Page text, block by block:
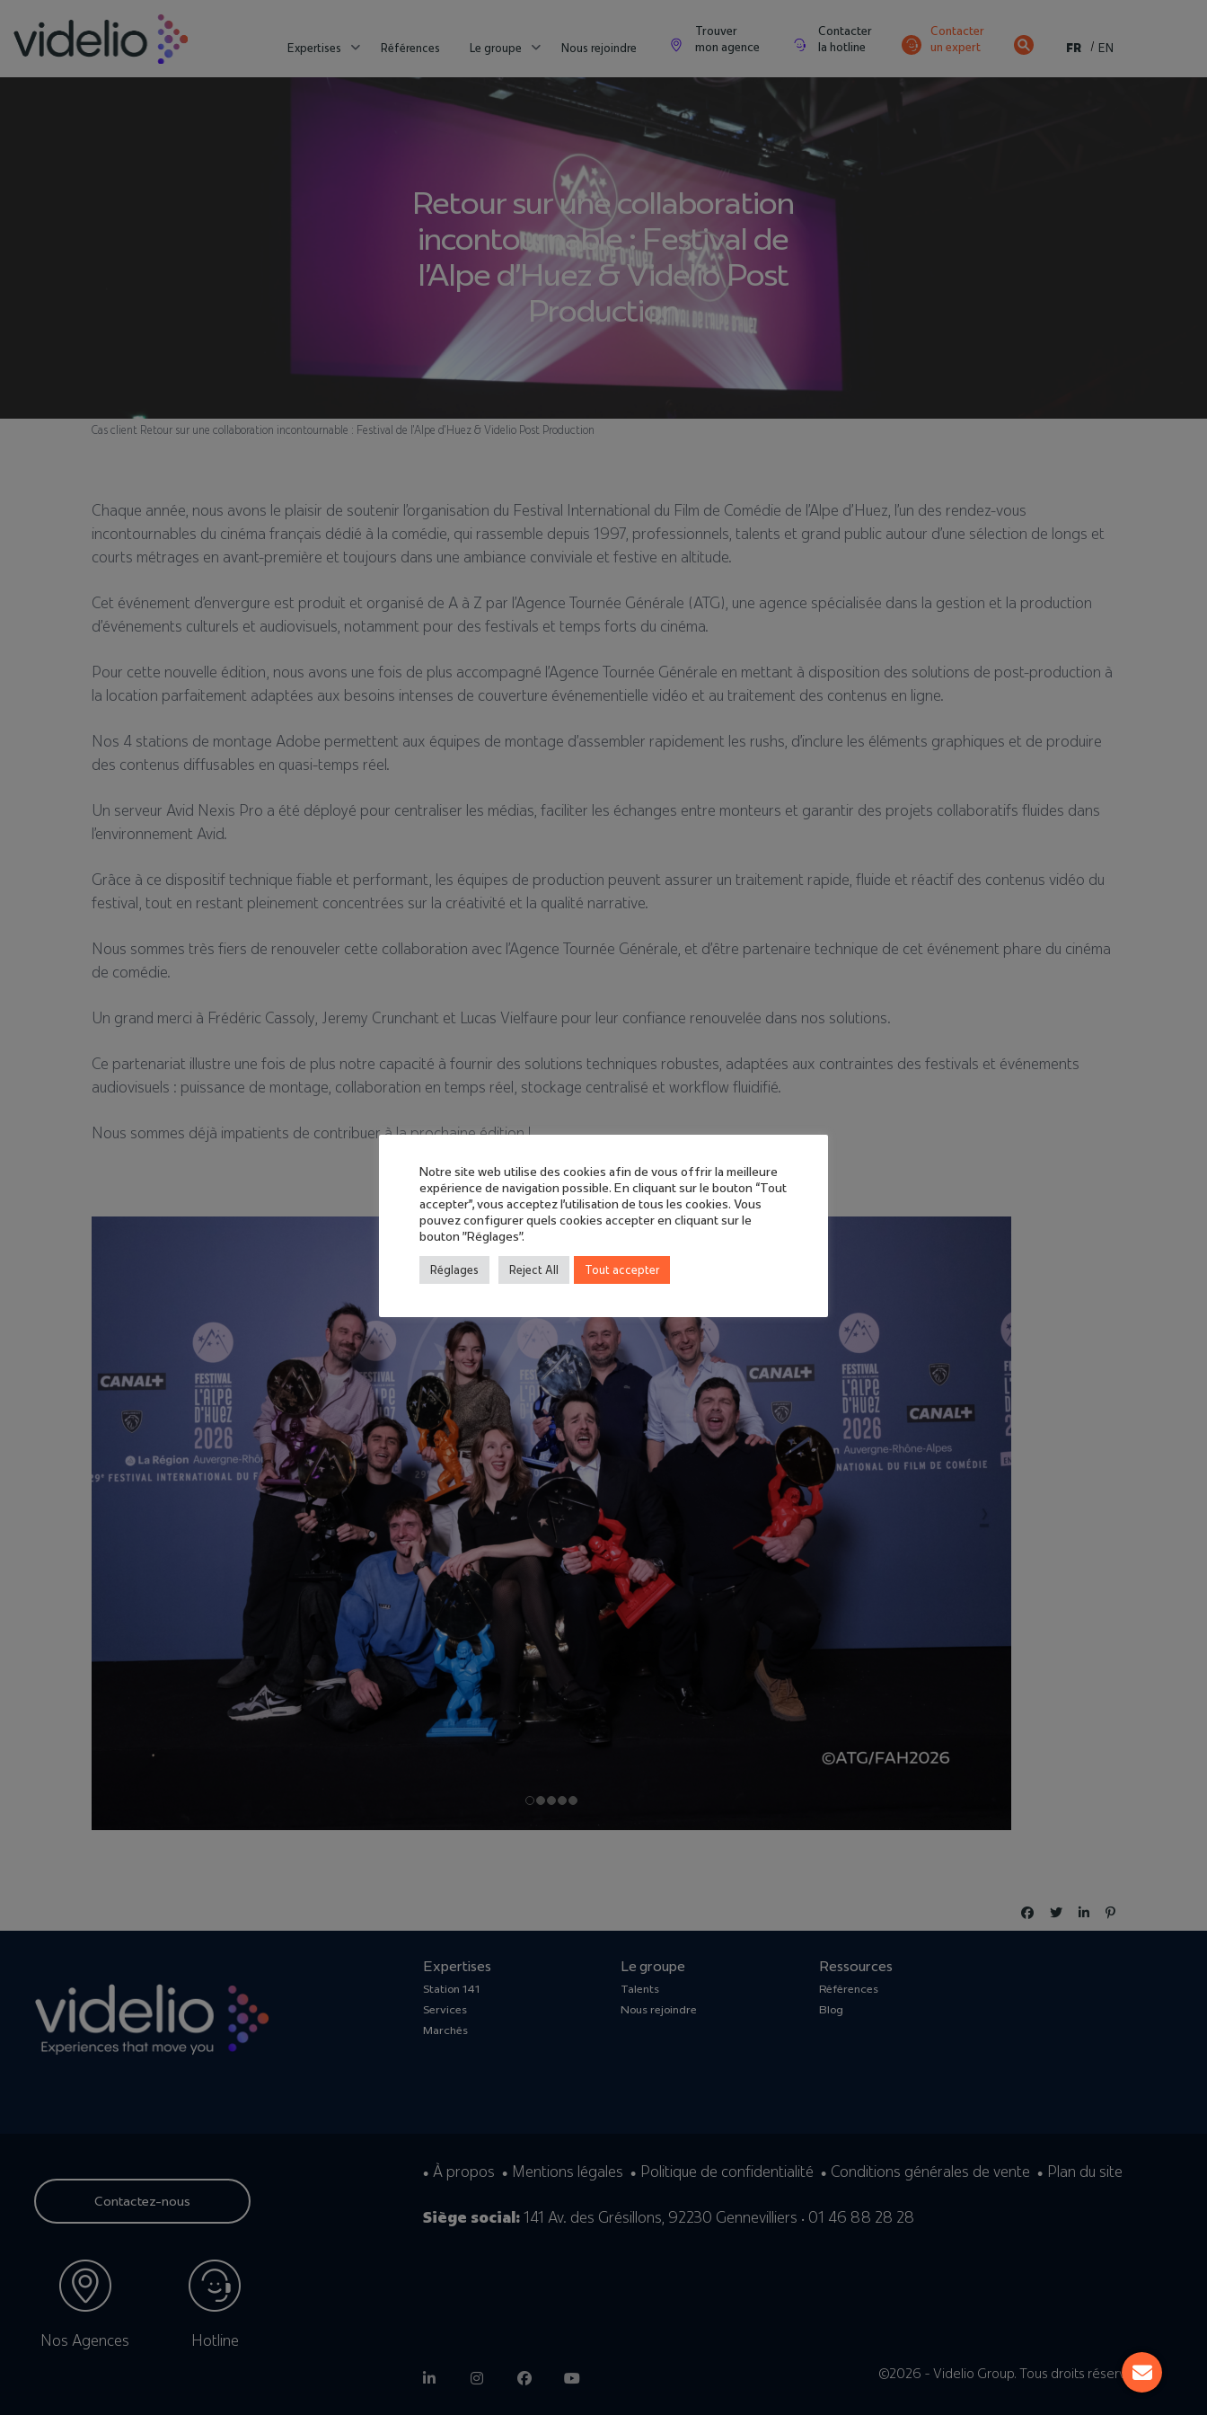
Expertises Références Le groupe Nous rejoindre
Trouver
mon agence
Contacter
la hotline
Contacter
un expert
FR EN
Retour sur une collaboration
incontournable : Festival de
l’Alpe d’Huez & Videlio Post
Production
Cas client Retour sur une collaboration incontournable : Festival de l’Alpe d’Huez & Videlio Post Production
Chaque année, nous avons le plaisir de soutenir l’organisation du Festival International du Film de Comédie de l’Alpe d’Huez, l’un des rendez-vous
incontournables du cinéma français dédié à la comédie, qui rassemble depuis 1997, professionnels, talents et grand public autour d’une sélection de longs et
courts métrages en avant-première et toujours dans une ambiance conviviale et festive en altitude.
Cet événement d’envergure est produit et organisé de A à Z par l’Agence Tournée Générale (ATG), une agence spécialisée dans la gestion et la production
d’événements culturels et audiovisuels, notamment pour des festivals et temps forts du cinéma.
Pour cette nouvelle édition, nous avons une fois de plus accompagné l’Agence Tournée Générale en mettant à disposition des solutions de post-production à
la location parfaitement adaptées aux besoins intenses de couverture événementielle vidéo et au traitement des contenus en ligne.
Nos 4 stations de montage Adobe permettent aux équipes de montage d’assembler rapidement les rushs, d’inclure les éléments graphiques et de produire
des contenus diffusables en quasi-temps réel.
Un serveur Avid Nexis Pro a été déployé pour centraliser les médias, faciliter les échanges entre monteurs et garantir des projets collaboratifs fluides dans
l’environnement Avid.
Grâce à ce dispositif technique fiable et performant, les équipes de production peuvent assurer un traitement rapide, fluide et réactif des contenus vidéo du
festival, tout en restant pleinement concentrées sur la créativité et la qualité narrative.
Nous sommes très fiers de renouveler cette collaboration avec l’Agence Tournée Générale, et d’être partenaire technique de cet événement phare du cinéma
de comédie.
Un grand merci à Frédéric Cassoly, Jeremy Crunchant et Lucas Vielfaure pour leur confiance renouvelée dans nos solutions.
Ce partenariat illustre une fois de plus notre capacité à fournir des solutions techniques robustes, adaptées aux contraintes des festivals et événements
audiovisuels : puissance de montage, collaboration en temps réel, stockage centralisé et workflow fluidifié.
Nous sommes déjà impatients de contribuer à la prochaine édition !
Expertises
Station 141
Services
Marchés
Le groupe
Talents
Nous rejoindre
Ressources
Références
Blog
Contactez-nous
Nos Agences Hotline
À propos Mentions légales Politique de confidentialité Conditions générales de vente Plan du site
Siège social:141 Av. des Grésillons, 92230 Gennevilliers • 01 46 88 28 28
©2026 - Videlio Group. Tous droits réservés.
Notre site web utilise des cookies afin de vous offrir la meilleure
expérience de navigation possible. En cliquant sur le bouton “Tout
accepter”, vous acceptez l'utilisation de tous les cookies. Vous
pouvez configurer quels cookies accepter en cliquant sur le
bouton "Réglages".
Réglages Reject All Tout accepter